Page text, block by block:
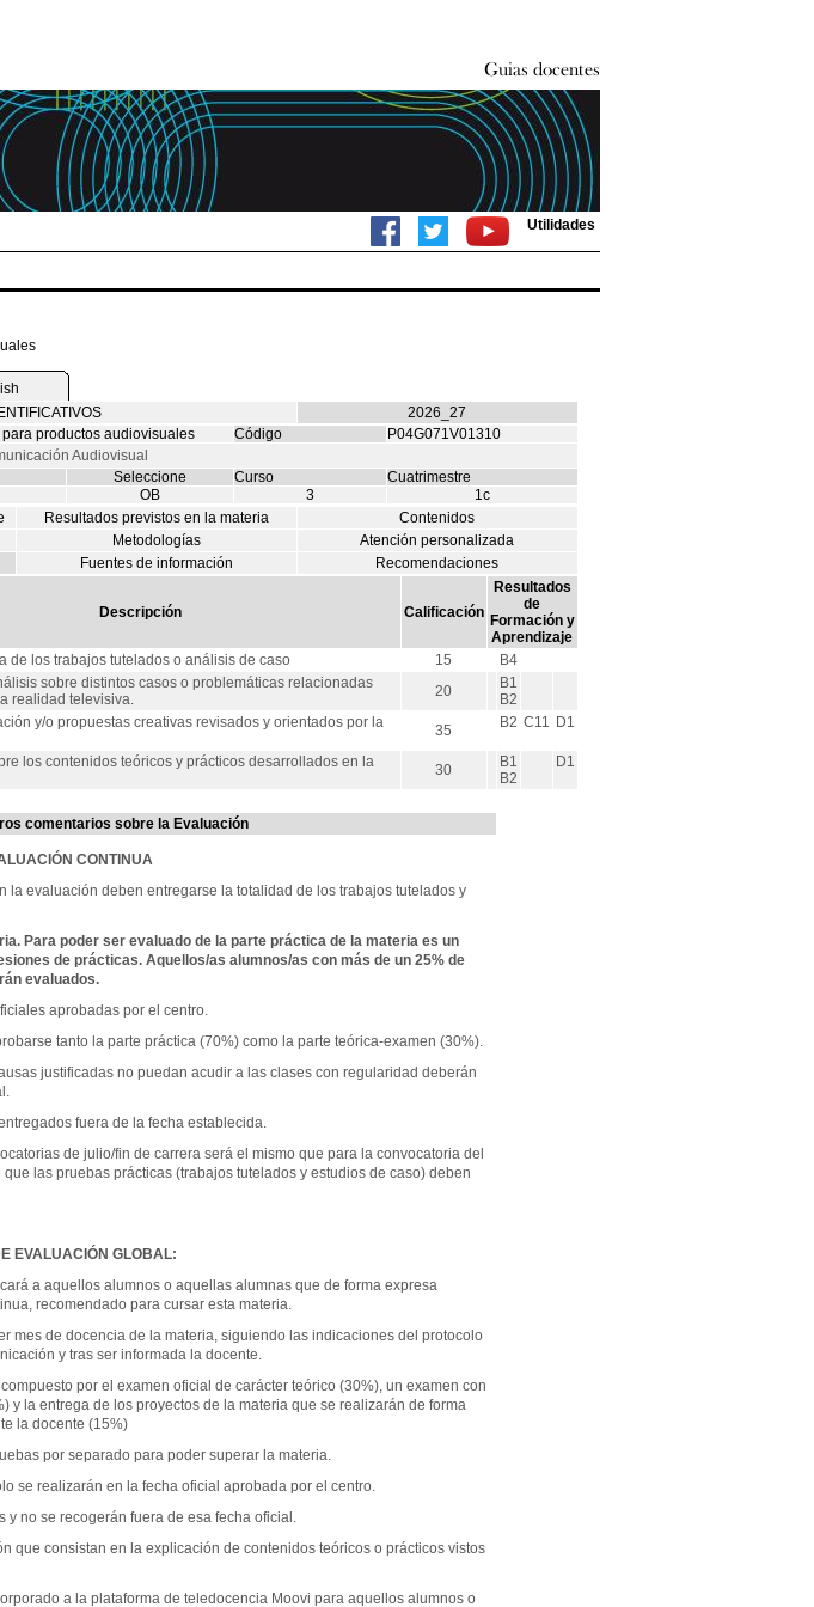
Utilidades
2026_27
productos audiovisuales Código
P04G071V01310
Audiovisual
Seleccione Curso
Cuatrimestre
OB 3
1c
Resultados previstos en la materia
Contenidos
Metodologías
Atención personalizada
Fuentes de información Recomendaciones
Descripción Calificación
Resultados
de
Formación y
Aprendizaje
de los trabajos tutelados o análisis de caso 15
B4
sobre distintos casos o problemáticas relacionadas
realidad televisiva.
20
B1
B2
y/o propuestas creativas revisados y orientados por la
35 B2 C11 D1
los contenidos teóricos y prácticos desarrollados en la
30
B1
B2
D1
comentarios sobre la Evaluación
CONTINUA
la evaluación deben entregarse la totalidad de los trabajos tutelados y
Para poder ser evaluado de la parte práctica de la materia es un
de prácticas. Aquellos/as alumnos/as con más de un 25% de
evaluados.
aprobadas por el centro.
tanto la parte práctica (70%) como la parte teórica-examen (30%).
justificadas no puedan acudir a las clases con regularidad deberán
fuera de la fecha establecida.
de julio/fin de carrera será el mismo que para la convocatoria del
las pruebas prácticas (trabajos tutelados y estudios de caso) deben
EVALUACIÓN GLOBAL:
a aquellos alumnos o aquellas alumnas que de forma expresa
recomendado para cursar esta materia.
mes de docencia de la materia, siguiendo las indicaciones del protocolo
y tras ser informada la docente.
por el examen oficial de carácter teórico (30%), un examen con
y la entrega de los proyectos de la materia que se realizarán de forma
la docente (15%)
por separado para poder superar la materia.
se realizarán en la fecha oficial aprobada por el centro.
y no se recogerán fuera de esa fecha oficial.
que consistan en la explicación de contenidos teóricos o prácticos vistos
a la plataforma de teledocencia Moovi para aquellos alumnos o